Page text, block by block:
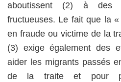
aboutissent (2) à des
fructueuses. Le fait que la
en fraude ou victime de la
(3) exige également des
aider les migrants passés
de la traite et pour